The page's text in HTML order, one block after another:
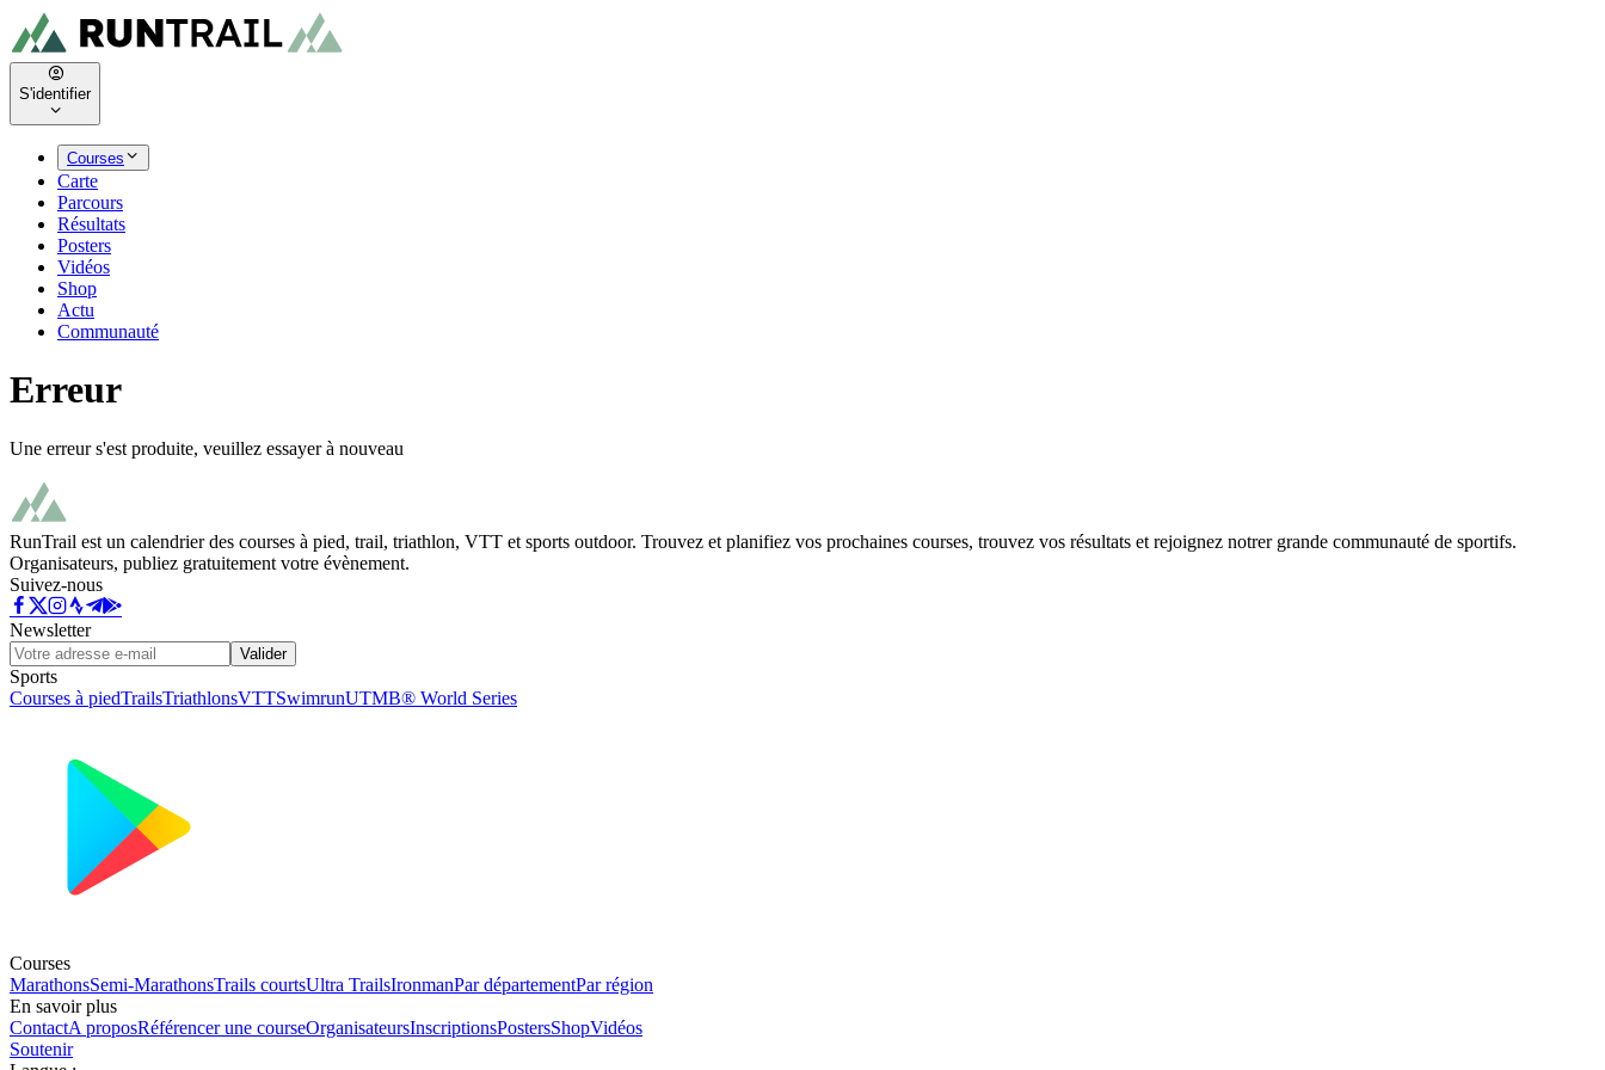
S'identifier
Courses
Carte
Parcours
Résultats
Posters
Vidéos
Shop
Actu
Communauté
Erreur
Une erreur s'est produite, veuillez essayer à nouveau
RunTrail est un calendrier des courses à pied, trail, triathlon, VTT et sports outdoor. Trouvez et planifiez vos prochaines courses, trouvez vos résultats et rejoignez notrer grande communauté de sportifs.
Organisateurs, publiez gratuitement votre évènement.
Suivez-nous
Newsletter
Valider
Sports
Courses à piedTrailsTriathlonsVTTSwimrunUTMB® World Series
Courses
MarathonsSemi-MarathonsTrails courtsUltra TrailsIronmanPar départementPar région
En savoir plus
ContactA proposRéférencer une courseOrganisateursInscriptionsPostersShopVidéos
Soutenir